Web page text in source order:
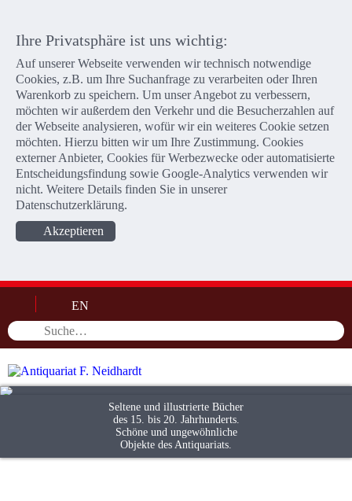
Ihre Privatsphäre ist uns wichtig:
Auf unserer Webseite verwenden wir technisch notwendige
Cookies, z.B. um Ihre Suchanfrage zu verarbeiten oder Ihren
Warenkorb zu speichern. Um unser Angebot zu verbessern,
möchten wir außerdem den Verkehr und die Besucherzahlen auf
der Webseite analysieren, wofür wir ein weiteres Cookie setzen
möchten. Hierzu bitten wir um Ihre Zustimmung. Cookies
externer Anbieter, Cookies für Werbezwecke oder automatisierte
Entscheidungsfindung sowie Google-Analytics verwenden wir
nicht. Weitere Details finden Sie in unserer
Datenschutzerklärung.
Akzeptieren
EN
Seltene und illustrierte Bücher
des 15. bis 20. Jahrhunderts.
Schöne und ungewöhnliche
Objekte des Antiquariats.